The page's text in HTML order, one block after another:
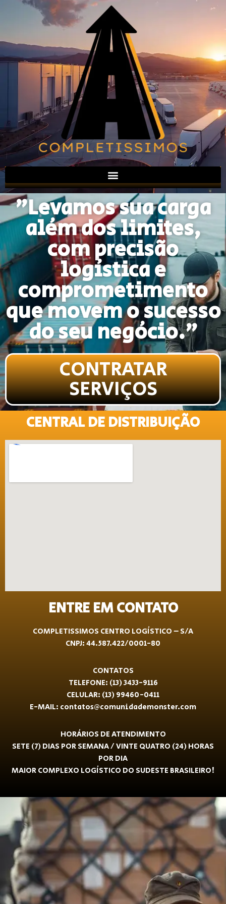
"Levamos sua carga
além dos limites,
com precisão
logística e
comprometimento
que movem o sucesso
do seu negócio."
CONTRATAR
SERVIÇOS
CENTRAL DE DISTRIBUIÇÃO
ENTRE EM CONTATO
COMPLETISSIMOS CENTRO LOGÍSTICO – S/A
CNPJ: 44.587.422/0001-80
CONTATOS
TELEFONE: (13) 3433-9116
CELULAR: (13) 99460-0411
E-MAIL: contatos@comunidademonster.com
HORÁRIOS DE ATENDIMENTO
SETE (7) DIAS POR SEMANA / VINTE QUATRO (24) HORAS
POR DIA
MAIOR COMPLEXO LOGÍSTICO DO SUDESTE BRASILEIRO!